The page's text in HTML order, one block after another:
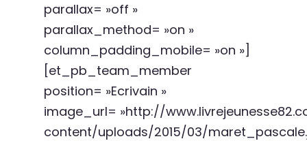
parallax= »off »
parallax_method= »on »
column_padding_mobile= »on »]
[et_pb_team_member
position= »Ecrivain »
image_url= »http://
content/uploads/2015/03/